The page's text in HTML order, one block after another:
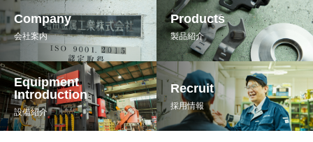
Company
会社案内
Products
製品紹介
Equipment
Introduction
設備紹介
Recruit
採用情報